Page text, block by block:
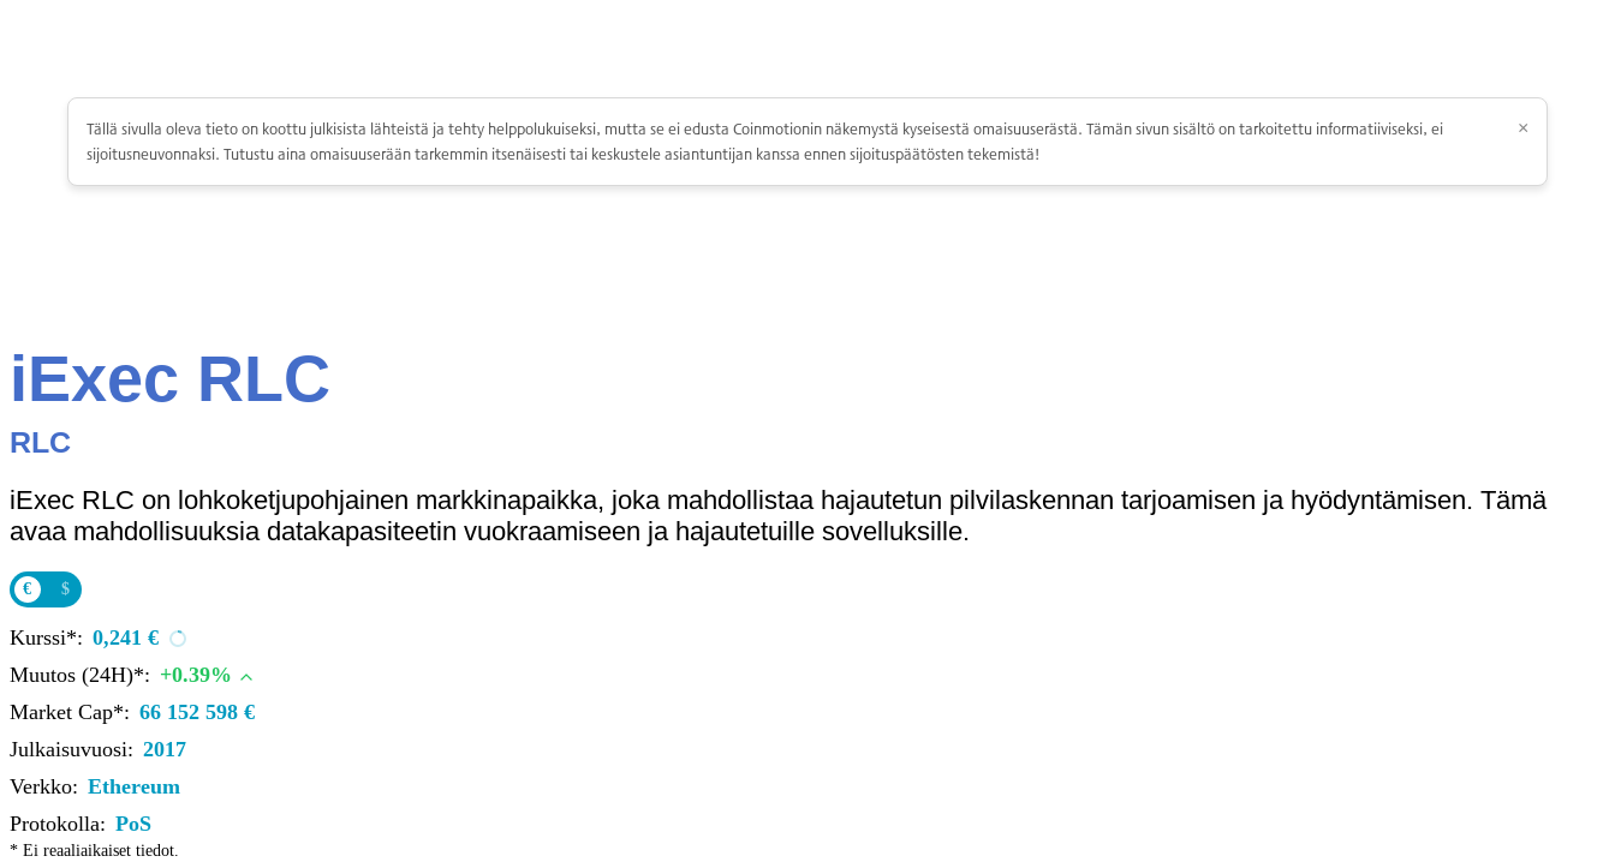
Palvelut
Kryptouutiset
Ohjekeskus
Palvelut
Yritykselle
Coinmotion Wealth
Kryptouutiset
Ohjekeskus
Kirjaudu
Tällä sivulla oleva tieto on koottu julkisista lähteistä ja tehty helppolukuiseksi, mutta se ei edusta Coinmotionin näkemystä kyseisestä omaisuuserästä. Tämän sivun sisältö on tarkoitettu informatiiviseksi, ei
sijoitusneuvonnaksi. Tutustu aina omaisuuserään tarkemmin itsenäisesti tai keskustele asiantuntijan kanssa ennen sijoituspäätösten tekemistä!
×
iExec RLC
RLC
iExec RLC on lohkoketjupohjainen markkinapaikka, joka mahdollistaa hajautetun pilvilaskennan tarjoamisen ja hyödyntämisen. Tämä
avaa mahdollisuuksia datakapasiteetin vuokraamiseen ja hajautetuille sovelluksille.
€ $
Kurssi*: 0,241 €
Muutos (24H)*: +0.39%
Market Cap*: 66 152 598 €
Julkaisuvuosi: 2017
Verkko: Ethereum
Protokolla: PoS
* Ei reaaliaikaiset tiedot.